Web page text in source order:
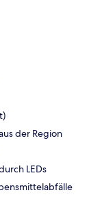
der Region
LEDs